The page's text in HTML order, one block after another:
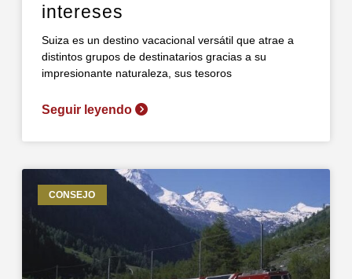
intereses
Suiza es un destino vacacional versátil que atrae a
distintos grupos de destinatarios gracias a su
impresionante naturaleza, sus tesoros
Seguir leyendo
CONSEJO